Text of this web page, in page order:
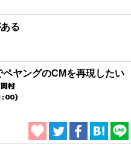
る
ペヤングのCMを再現したい
村